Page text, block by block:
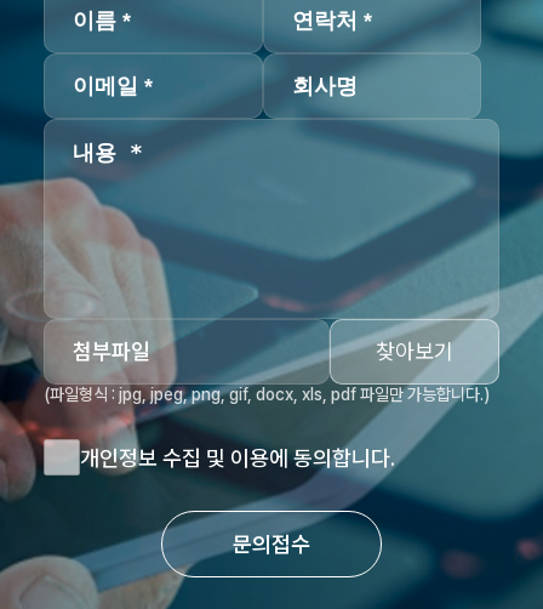
첨부파일 찾아보기
(파일형식 : jpg, jpeg, png, gif, docx, xls, pdf 파일만 가능합니다.)
개인정보 수집 및 이용에 동의합니다.
문의접수